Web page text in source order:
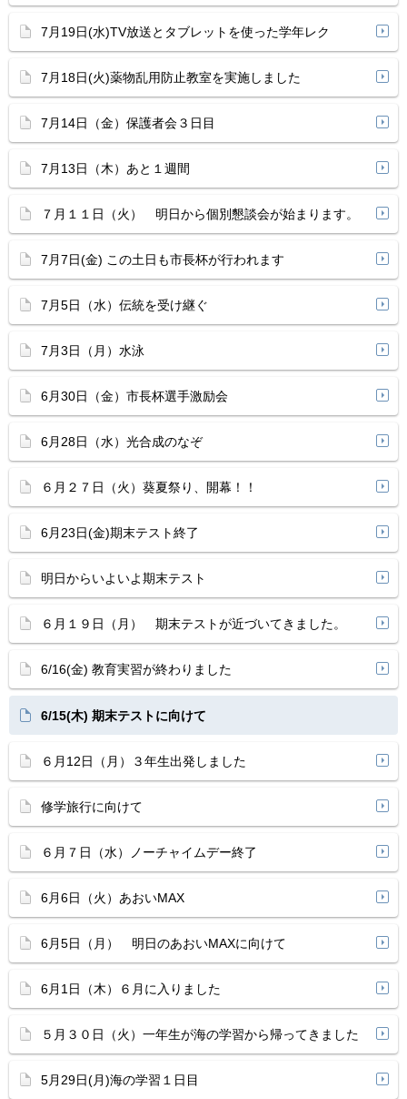
7月19日(水)TV放送とタブレットを使った学年レク
7月18日(火)薬物乱用防止教室を実施しました
7月14日（金）保護者会３日目
7月13日（木）あと１週間
７月１１日（火） 明日から個別懇談会が始まります。
7月7日(金) この土日も市長杯が行われます
7月5日（水）伝統を受け継ぐ
7月3日（月）水泳
6月30日（金）市長杯選手激励会
6月28日（水）光合成のなぞ
６月２７日（火）葵夏祭り、開幕！！
6月23日(金)期末テスト終了
明日からいよいよ期末テスト
６月１９日（月） 期末テストが近づいてきました。
6/16(金) 教育実習が終わりました
6/15(木) 期末テストに向けて
６月12日（月）３年生出発しました
修学旅行に向けて
６月７日（水）ノーチャイムデー終了
6月6日（火）あおいMAX
6月5日（月） 明日のあおいMAXに向けて
6月1日（木）６月に入りました
５月３０日（火）一年生が海の学習から帰ってきました
5月29日(月)海の学習１日目